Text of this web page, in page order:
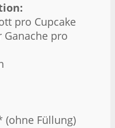
pro Cupcake
Ganache pro
(ohne Füllung)